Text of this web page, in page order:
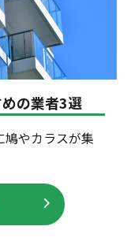
の業者3選
鳩やカラスが集